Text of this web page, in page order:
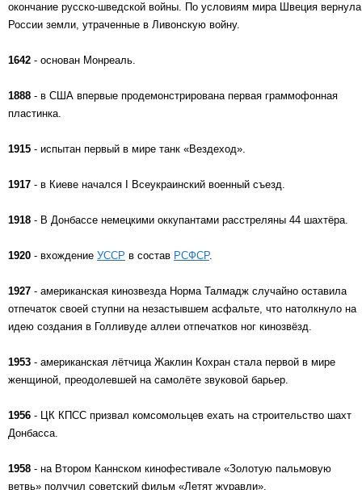
окончание русско-шведской войны. По условиям мира Швеция вернула
России земли, утраченные в Ливонскую войну.
1642 - основан Монреаль.
1888 - в США впервые продемонстрирована первая граммофонная
пластинка.
1915 - испытан первый в мире танк «Вездеход».
1917 - в Киеве начался I Всеукраинский военный съезд.
1918 - В Донбассе немецкими оккупантами расстреляны 44 шахтёра.
1920 - вхождение УССР в состав РСФСР.
1927 - американская кинозвезда Норма Талмадж случайно оставила
отпечаток своей ступни на незастывшем асфальте, что натолкнуло на
идею создания в Голливуде аллеи отпечатков ног кинозвёзд.
1953 - американская лётчица Жаклин Кохран стала первой в мире
женщиной, преодолевшей на самолёте звуковой барьер.
1956 - ЦК КПСС призвал комсомольцев ехать на строительство шахт
Донбасса.
1958 - на Втором Каннском кинофестивале «Золотую пальмовую
ветвь» получил советский фильм «Летят журавли».